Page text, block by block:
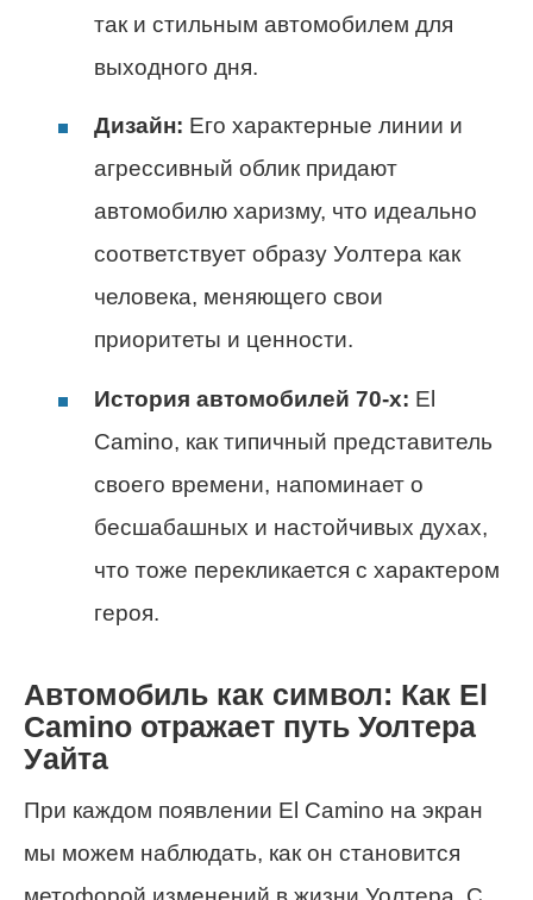
так и стильным автомобилем для
выходного дня.
Дизайн: Его характерные линии и
агрессивный облик придают
автомобилю харизму, что идеально
соответствует образу Уолтера как
человека, меняющего свои
приоритеты и ценности.
История автомобилей 70-х: El
Camino, как типичный представитель
своего времени, напоминает о
бесшабашных и настойчивых духах,
что тоже перекликается с характером
героя.
Автомобиль как символ: Как El
Camino отражает путь Уолтера
Уайта
При каждом появлении El Camino на экран
мы можем наблюдать, как он становится